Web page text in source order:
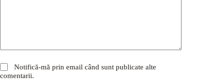
Notifică-mă prin email când sunt publicate alte
comentarii.